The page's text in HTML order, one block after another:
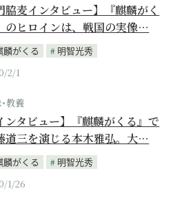
脇麦インタビュー】『麒麟がく
のヒロインは、戦国の実像…
麟がくる
明智光秀
2/1
教養
ンタビュー】『麒麟がくる』で
道三を演じる本木雅弘。大…
麟がくる
明智光秀
1/26